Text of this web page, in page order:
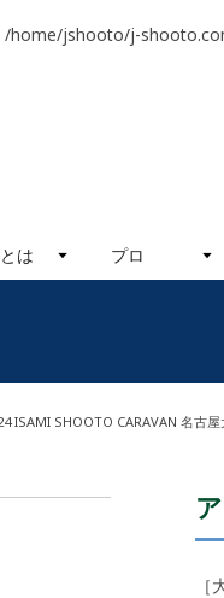
/home/jshooto/j-
は プロ
ISAMI SHOOTO CARAVAN 名古